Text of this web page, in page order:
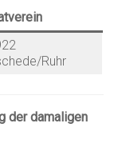
Ruhr
der damaligen